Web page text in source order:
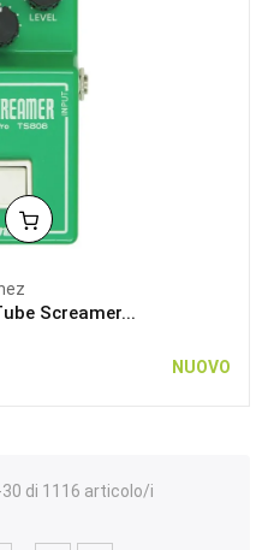
Screamer...
NUOVO
di 1116 articolo/i